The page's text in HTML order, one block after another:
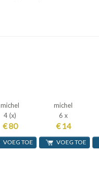
michel
4 (x)
€ 80
VOEG TOE
michel
6 x
€ 14
VOEG TOE